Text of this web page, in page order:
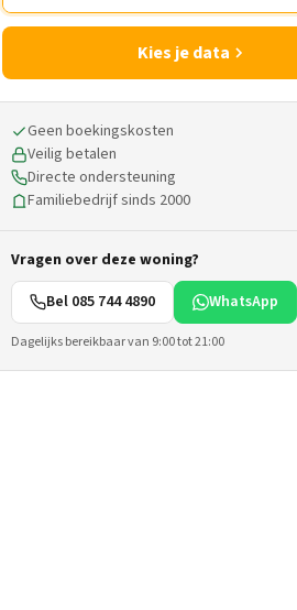
Kies je data
Geen boekingskosten
Veilig betalen
Directe ondersteuning
Familiebedrijf sinds 2000
Vragen over deze woning?
Bel 085 744 4890
WhatsApp
Dagelijks bereikbaar van 9:00 tot 21:00